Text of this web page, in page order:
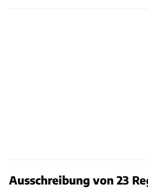
Ausschreibung von 23